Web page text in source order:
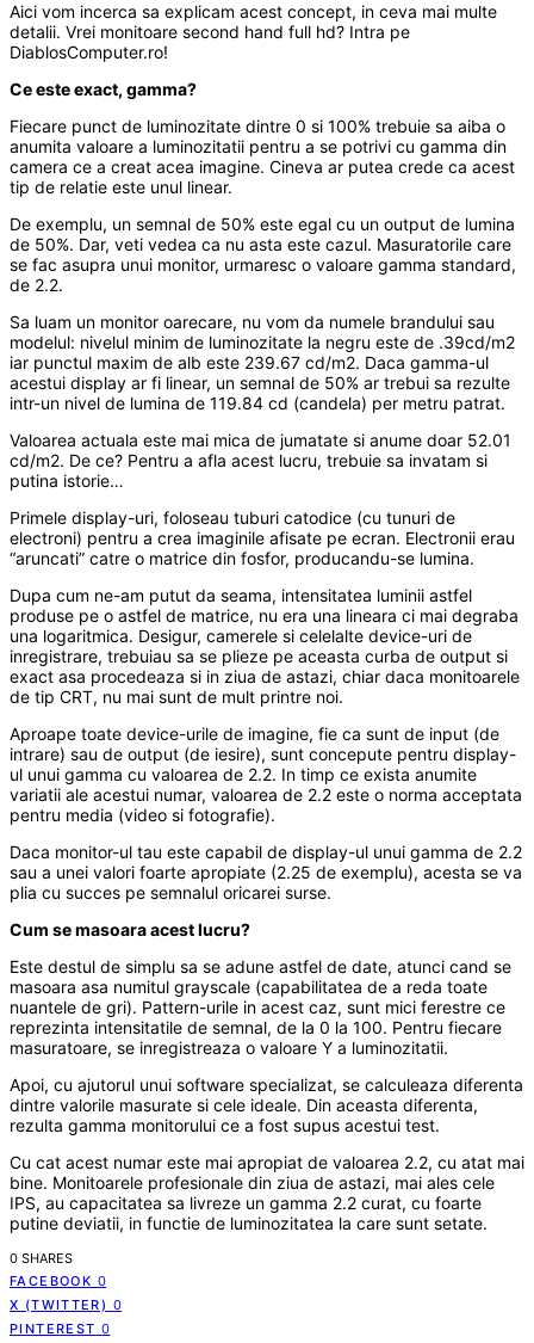
Aici vom incerca sa explicam acest concept, in ceva mai multe
detalii. Vrei monitoare second hand full hd? Intra pe
DiablosComputer.ro!
Ce este exact, gamma?
Fiecare punct de luminozitate dintre 0 si 100% trebuie sa aiba o
anumita valoare a luminozitatii pentru a se potrivi cu gamma din
camera ce a creat acea imagine. Cineva ar putea crede ca acest
tip de relatie este unul linear.
De exemplu, un semnal de 50% este egal cu un output de lumina
de 50%. Dar, veti vedea ca nu asta este cazul. Masuratorile care
se fac asupra unui monitor, urmaresc o valoare gamma standard,
de 2.2.
Sa luam un monitor oarecare, nu vom da numele brandului sau
modelul: nivelul minim de luminozitate la negru este de .39cd/m2
iar punctul maxim de alb este 239.67 cd/m2. Daca gamma-ul
acestui display ar fi linear, un semnal de 50% ar trebui sa rezulte
intr-un nivel de lumina de 119.84 cd (candela) per metru patrat.
Valoarea actuala este mai mica de jumatate si anume doar 52.01
cd/m2. De ce? Pentru a afla acest lucru, trebuie sa invatam si
putina istorie…
Primele display-uri, foloseau tuburi catodice (cu tunuri de
electroni) pentru a crea imaginile afisate pe ecran. Electronii erau
“aruncati” catre o matrice din fosfor, producandu-se lumina.
Dupa cum ne-am putut da seama, intensitatea luminii astfel
produse pe o astfel de matrice, nu era una lineara ci mai degraba
una logaritmica. Desigur, camerele si celelalte device-uri de
inregistrare, trebuiau sa se plieze pe aceasta curba de output si
exact asa procedeaza si in ziua de astazi, chiar daca monitoarele
de tip CRT, nu mai sunt de mult printre noi.
Aproape toate device-urile de imagine, fie ca sunt de input (de
intrare) sau de output (de iesire), sunt concepute pentru display-
ul unui gamma cu valoarea de 2.2. In timp ce exista anumite
variatii ale acestui numar, valoarea de 2.2 este o norma acceptata
pentru media (video si fotografie).
Daca monitor-ul tau este capabil de display-ul unui gamma de 2.2
sau a unei valori foarte apropiate (2.25 de exemplu), acesta se va
plia cu succes pe semnalul oricarei surse.
Cum se masoara acest lucru?
Este destul de simplu sa se adune astfel de date, atunci cand se
masoara asa numitul grayscale (capabilitatea de a reda toate
nuantele de gri). Pattern-urile in acest caz, sunt mici ferestre ce
reprezinta intensitatile de semnal, de la 0 la 100. Pentru fiecare
masuratoare, se inregistreaza o valoare Y a luminozitatii.
Apoi, cu ajutorul unui software specializat, se calculeaza diferenta
dintre valorile masurate si cele ideale. Din aceasta diferenta,
rezulta gamma monitorului ce a fost supus acestui test.
Cu cat acest numar este mai apropiat de valoarea 2.2, cu atat mai
bine. Monitoarele profesionale din ziua de astazi, mai ales cele
IPS, au capacitatea sa livreze un gamma 2.2 curat, cu foarte
putine deviatii, in functie de luminozitatea la care sunt setate.
0 SHARES
FACEBOOK 0
X (TWITTER) 0
PINTEREST 0